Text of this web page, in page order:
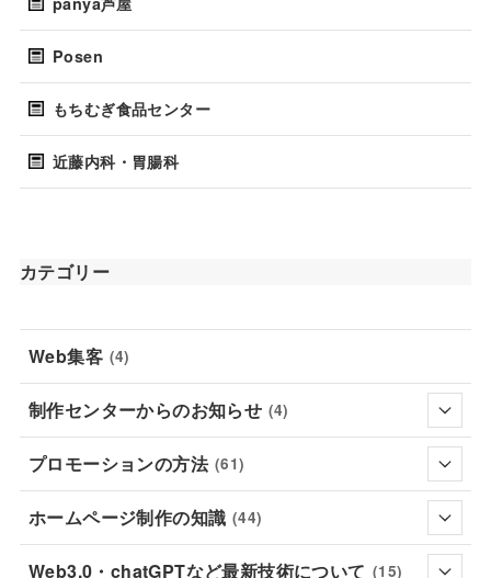
Posen
もちむぎ食品センター
近藤内科・胃腸科
カテゴリー
Web集客 (4)
制作センターからのお知らせ (4)
プロモーションの方法 (61)
ホームページ制作の知識 (44)
Web3.0・chatGPTなど最新技術について (15)